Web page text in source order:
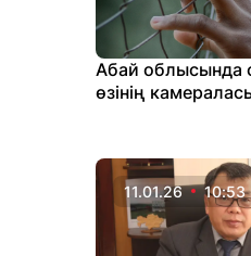
Абай облысында
өзінің
11.01.26 10:53